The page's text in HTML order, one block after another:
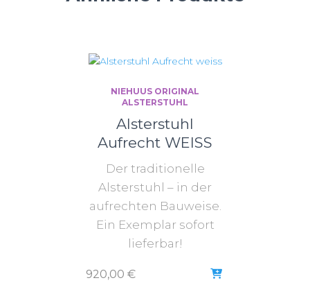
NIEHUUS ORIGINAL
ALSTERSTUHL
Alsterstuhl
Aufrecht WEISS
Der traditionelle
Alsterstuhl – in der
aufrechten Bauweise.
Ein Exemplar sofort
lieferbar!
920,00 €